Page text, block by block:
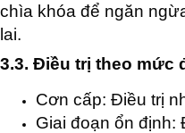
chìa khóa để ngăn
lai.
3.3. Điều trị theo mức
Cơn cấp: Điều trị
Giai đoạn ổn